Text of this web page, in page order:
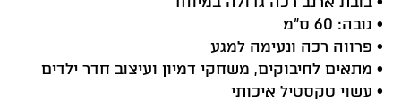
• גובה: 60 ס”מ
• פרווה רכה ונעימה למגע
• מתאים לחיבוקים, משחקי דמיון ועיצוב חדר ילדים
• עשוי טקסטיל איכותי